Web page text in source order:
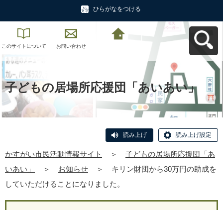
ひらがなをつける
このサイトについて お問い合わせ
子どもの居場所応援団「あいあい」
読み上げ 読み上げ設定
かすがい市民活動情報サイト ＞
子どもの居場所応援団「あ
いあい」
＞ お知らせ ＞
キリン財団から30万円の助成を
していただけることになりました。